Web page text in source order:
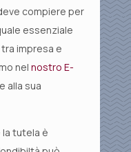
compiere per
essenziale
impresa e
nel nostro E-
alla sua
tutela è